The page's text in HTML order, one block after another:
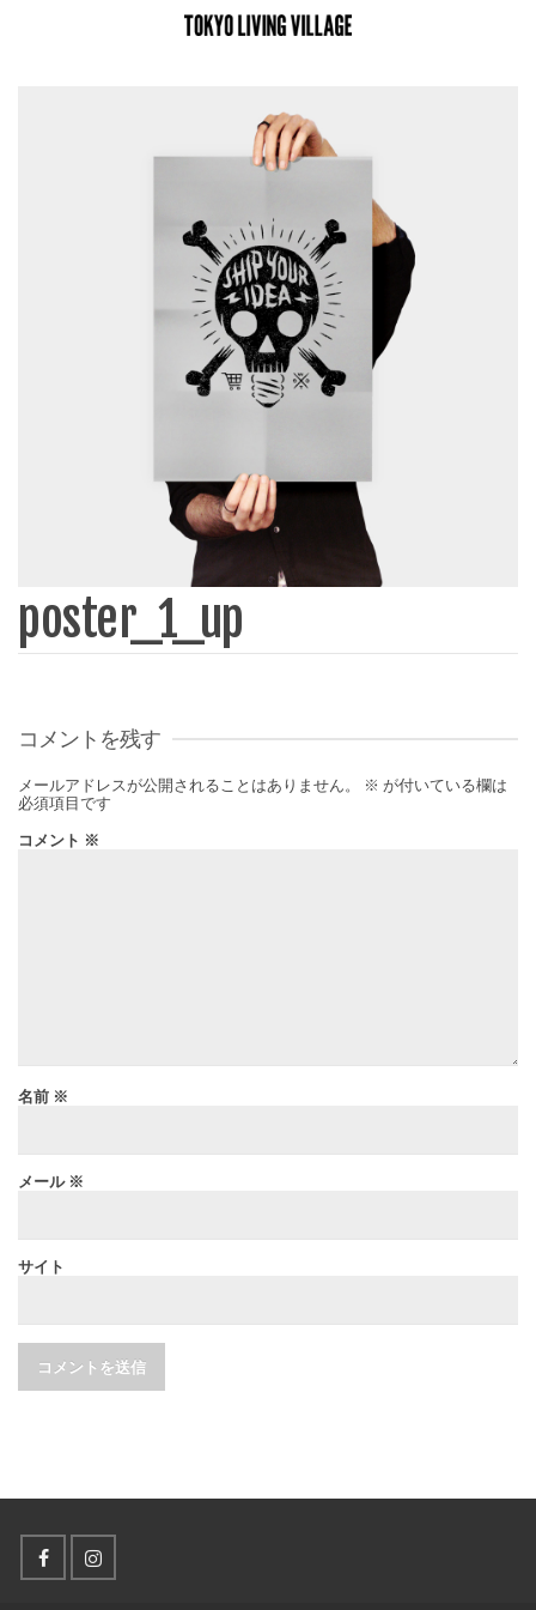
poster_1_up
コメントを残す
メールアドレスが公開されることはありません。 ※ が付いている欄は
必須項目です
コメント ※
名前 ※
メール ※
サイト